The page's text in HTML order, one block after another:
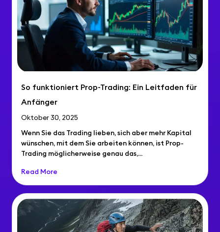
So funktioniert Prop-Trading: Ein Leitfaden für
Anfänger
Oktober 30, 2025
Wenn Sie das Trading lieben, sich aber mehr Kapital
wünschen, mit dem Sie arbeiten können, ist Prop-
Trading möglicherweise genau das,...
Read More